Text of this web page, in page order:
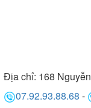
Địa chỉ: 168
07.92.93.88.68 -